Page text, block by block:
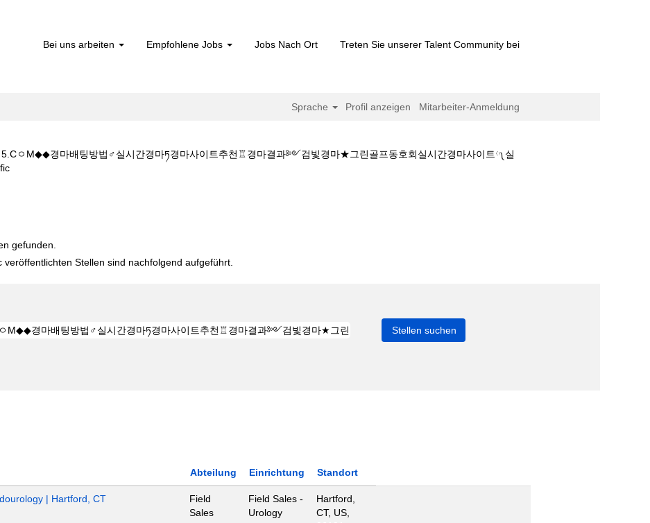
Bei uns arbeiten Empfohlene Jobs Jobs Nach Ort Treten Sie unserer Talent Community bei
Sprache Profil anzeigen Mitarbeiter-Anmeldung
ㅇM◆◆경마배팅방법♂실시간경마ཏ경마사이트추천♖경마결과༻검빛경마★그린골프동호회실시간경마사이트༾실
(aktuelle
gefunden.
Stellen sind nachfolgend aufgeführt.
Abteilung Einrichtung Standort
| Hartford, CT
Field
Sales
Field Sales -
Urology
Hartford,
CT, US,